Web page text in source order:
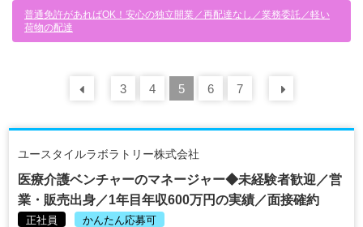
普通免許があればOK！安心の独立開業／再配達なし／業務委託／軽い
荷物の配達
前の 30
3 4 5 6 7
ユースタイルラボラトリー株式会社
医療介護ベンチャーのマネージャー◆未経験者歓迎／営
業・販売出身／1年目年収600万円の実績／面接確約
正社員 かんたん応募可